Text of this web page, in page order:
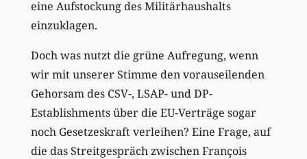
eine Aufstockung des Militärhaushalts
einzuklagen.
Doch was nutzt die grüne Aufregung, wenn
wir mit unserer Stimme den vorauseilenden
Gehorsam des CSV-, LSAP- und DP-
Establishments über die EU-Verträge sogar
noch Gesetzeskraft verleihen? Eine Frage, auf
die das Streitgespräch zwischen François